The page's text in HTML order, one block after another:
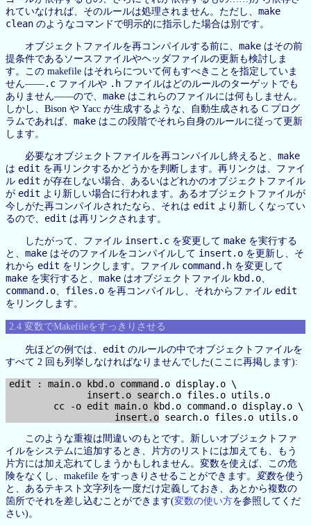
れていなければ、そのルールは処理されません。ただし、 make
clean のようなコマンドで明示的に指示した場合は別です。
オブジェクトファイルを再コンパイルする前に、 make はその前
提条件であるソースファイルやヘッダファイルの更新も検討しま
す。この makefile はそれらについて何もすべきことを指定していま
せん—— .c ファイルや .h ファイルはどのルールのターゲットでも
ありません——ので、 make はこれらのファイルには何もしません。
しかし、Bison や Yacc が生成するような、自動生成される C プログ
ラムであれば、 make はこの段階でそれら自身のルールに従って更新
します。
必要なオブジェクトファイルを再コンパイルし終えると、 make
は edit を再リンクするかどうかを判断します。再リンクは、ファイ
ル edit が存在しない場合、あるいはどれかのオブジェクトファイル
が edit より新しい場合に行われます。あるオブジェクトファイルが
今しがた再コンパイルされたなら、それは edit より新しくなってい
るので、 edit は再リンクされます。
したがって、ファイル insert.c を変更して make を実行する
と、 make はそのファイルをコンパイルして insert.o を更新し、そ
れから edit をリンクします。ファイル command.h を変更して
make を実行すると、 make はオブジェクトファイル kbd.o
command.o files.o を再コンパイルし、それからファイル edit
をリンクします。
2.4 変数でMakefileをすっきりさせる
先ほどの例では、 edit のルールの中でオブジェクトファイルを
すべて 2 回も列挙しなければなりませんでした(ここに再掲します):
edit : main.o kbd.o command.o display.o \
              insert.o search.o files.o utils.o
        cc -o edit main.o kbd.o command.o display.o \
このような重複は間違いのもとです。新しいオブジェクトファ
イルをシステムに追加するとき、片方のリストには加えても、もう
片方には加え忘れてしまうかもしれません。変数を使えば、この危
険をなくし、makefile をすっきりさせることができます。
変数を使う
と、あるテキスト文字列を一度だけ定義しておき、あとから複数の
箇所でそれを差し込むことができます(変数の使い方を参照してくだ
さい)。